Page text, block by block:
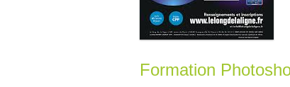
Formation